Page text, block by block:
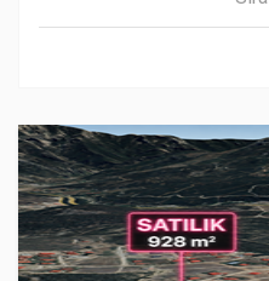
FEATURED